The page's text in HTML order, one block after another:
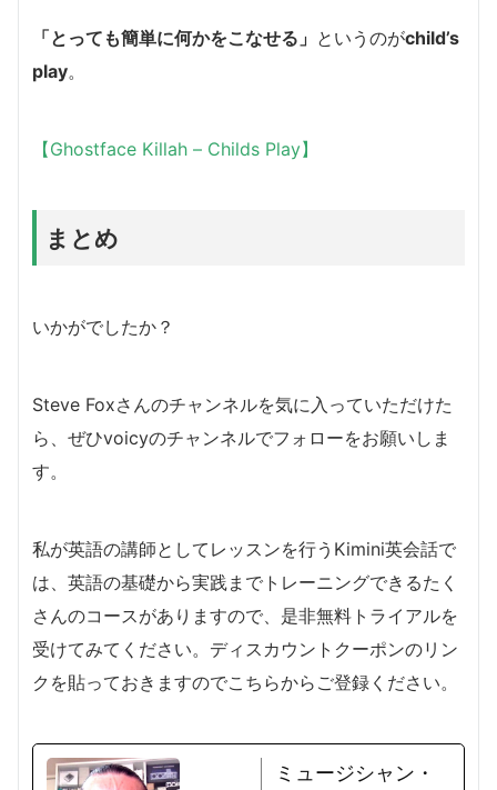
「とっても簡単に何かをこなせる」 というのがchild’s
play。
【Ghostface Killah – Childs Play】
まとめ
いかがでしたか？
Steve Foxさんのチャンネルを気に入っていただけた
ら、ぜひvoicyのチャンネルでフォローをお願いしま
す。
私が英語の講師としてレッスンを行うKimini英会話で
は、英語の基礎から実践までトレーニングできるたく
さんのコースがありますので、是非無料トライアルを
受けてみてください。ディスカウントクーポンのリン
クを貼っておきますのでこちらからご登録ください。
ミュージシャン・